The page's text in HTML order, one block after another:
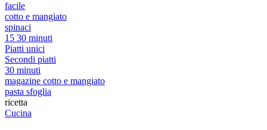
facile
cotto e mangiato
spinaci
15 30 minuti
Piatti unici
Secondi piatti
30 minuti
magazine cotto e mangiato
pasta sfoglia
ricetta
Cucina